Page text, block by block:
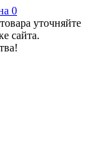
0
уточняйте
сайта.